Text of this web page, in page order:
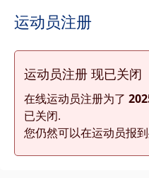
运动员注册
运动员注册 现已关闭
在线运动员注册为了
已关闭.
您仍然可以在运动员报